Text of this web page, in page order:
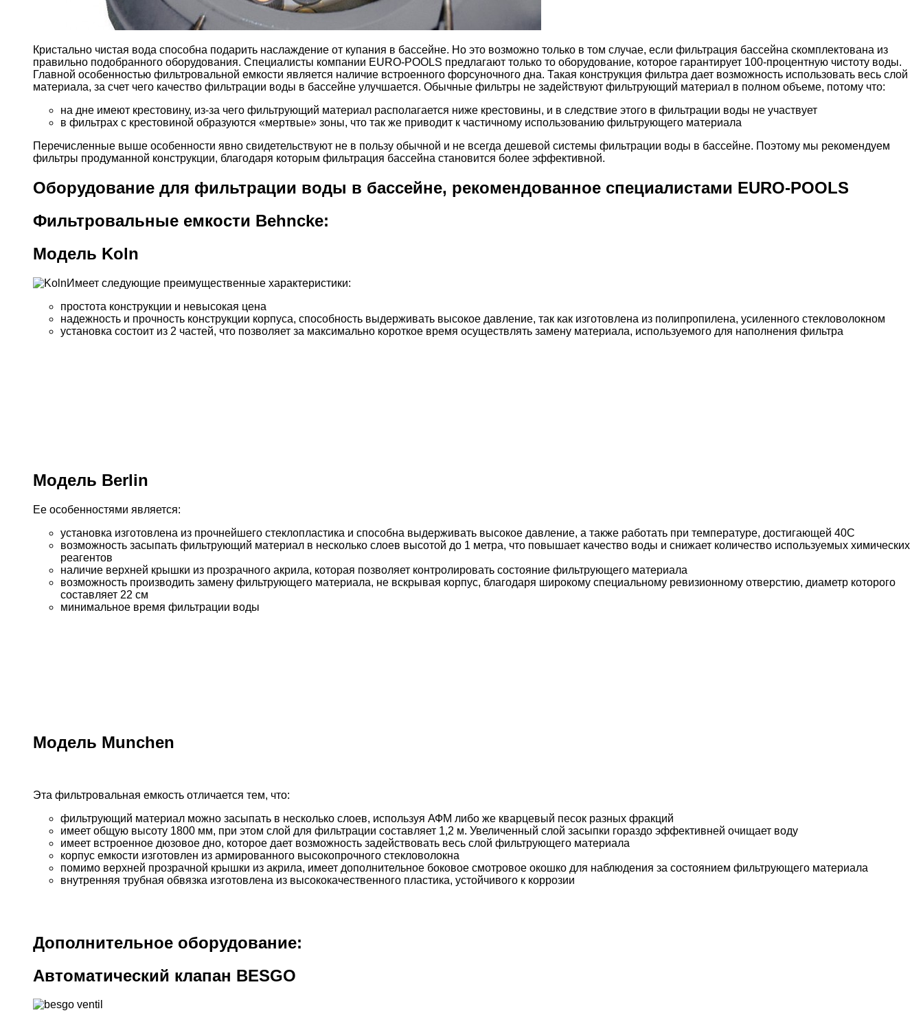
Кристально чистая вода способна подарить наслаждение от купания в бассейне. Но это возможно только в том случае, если фильтрация бассейна скомплектована из
правильно подобранного оборудования. Специалисты компании EURO-POOLS предлагают только то оборудование, которое гарантирует 100-процентную чистоту воды.
Главной особенностью фильтровальной емкости является наличие встроенного форсуночного дна. Такая конструкция фильтра дает возможность использовать весь слой
материала, за счет чего качество фильтрации воды в бассейне улучшается. Обычные фильтры не задействуют фильтрующий материал в полном объеме, потому что:
на дне имеют крестовину, из-за чего фильтрующий материал располагается ниже крестовины, и в следствие этого в фильтрации воды не участвует
в фильтрах с крестовиной образуются «мертвые» зоны, что так же приводит к частичному использованию фильтрующего материала
Перечисленные выше особенности явно свидетельствуют не в пользу обычной и не всегда дешевой системы фильтрации воды в бассейне. Поэтому мы рекомендуем
фильтры продуманной конструкции, благодаря которым фильтрация бассейна становится более эффективной.
Оборудование для фильтрации воды в бассейне, рекомендованное специалистами EURO-POOLS
Фильтровальные емкости Behncke:
Модель Koln
Имеет следующие преимущественные характеристики:
простота конструкции и невысокая цена
надежность и прочность конструкции корпуса, способность выдерживать высокое давление, так как изготовлена из полипропилена, усиленного стекловолокном
установка состоит из 2 частей, что позволяет за максимально короткое время осуществлять замену материала, используемого для наполнения фильтра
Модель Berlin
Ее особенностями является:
установка изготовлена из прочнейшего стеклопластика и способна выдерживать высокое давление, а также работать при температуре, достигающей 40С
возможность засыпать фильтрующий материал в несколько слоев высотой до 1 метра, что повышает качество воды и снижает количество используемых химических
реагентов
наличие верхней крышки из прозрачного акрила, которая позволяет контролировать состояние фильтрующего материала
возможность производить замену фильтрующего материала, не вскрывая корпус, благодаря широкому специальному ревизионному отверстию, диаметр которого
составляет 22 см
минимальное время фильтрации воды
Модель Munchen
Эта фильтровальная емкость отличается тем, что:
фильтрующий материал можно засыпать в несколько слоев, используя АФМ либо же кварцевый песок разных фракций
имеет общую высоту 1800 мм, при этом слой для фильтрации составляет 1,2 м. Увеличенный слой засыпки гораздо эффективней очищает воду
имеет встроенное дюзовое дно, которое дает возможность задействовать весь слой фильтрующего материала
корпус емкости изготовлен из армированного высокопрочного стекловолокна
помимо верхней прозрачной крышки из акрила, имеет дополнительное боковое смотровое окошко для наблюдения за состоянием фильтрующего материала
внутренняя трубная обвязка изготовлена из высококачественного пластика, устойчивого к коррозии
Дополнительное оборудование:
Автоматический клапан BESGO